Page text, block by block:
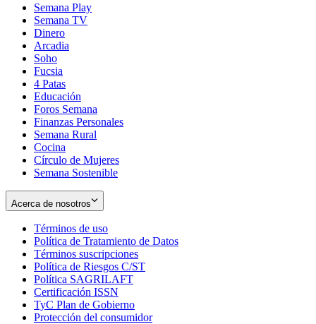
Semana Play
Semana TV
Dinero
Arcadia
Soho
in
new
window
Fucsia
in
new
window
4 Patas
Educación
Foros Semana
Finanzas Personales
Semana Rural
Cocina
Círculo de Mujeres
Semana Sostenible
Acerca de nosotros
Términos de uso
in
new
window
Política de Tratamiento de Datos
Términos suscripciones
in
Política de Riesgos C/ST
Política SAGRILAFT
new
window
Certificación ISSN
in
new
TyC Plan de Gobierno
in
Protección del consumidorOpens